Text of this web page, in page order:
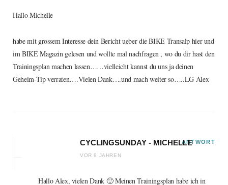
Hallo Michelle
habe mit grossem Interesse dein Bericht ueber die BIKE Transalp hier und
im BIKE Magazin gelesen und wollte mal nachfragen , wo du dir hast den
Trainingsplan machen lassen……vielleicht kannst du uns ja deinen
Geheim-Tip verraten….Vielen Dank….und mach weiter so…..LG Alex
CYCLINGSUNDAY - MICHELLE
VOR 9 JAHREN
ANTWORT
Hallo Alex, vielen Dank 🙂 Meinen Trainingsplan habe ich in